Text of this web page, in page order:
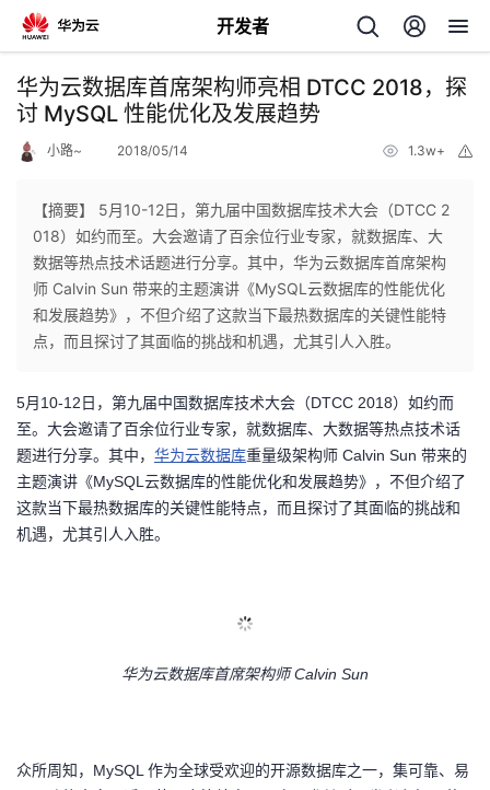
开发者
返
回
个
人
页
我
开
发
者
的
开
发
我
的
Programs
我
的
华为云数据库首席架构师亮相 DTCC 2018，探
讨 MySQL 性能优化及发展趋势
小路~ 2018/05/14 1.3w+
【摘要】 5月10-12日，第九届中国数据库技术大会（DTCC 2
018）如约而至。大会邀请了百余位行业专家，就数据库、大
数据等热点技术话题进行分享。其中，华为云数据库首席架构
师 Calvin Sun 带来的主题演讲《MySQL云数据库的性能优化
和发展趋势》，不但介绍了这款当下最热数据库的关键性能特
点，而且探讨了其面临的挑战和机遇，尤其引人入胜。
5月10-12日，第九届中国数据库技术大会（DTCC 2018）如约而
至。大会邀请了百余位行业专家，就数据库、大数据等热点技术话
题进行分享。其中， 华为云数据库重量级架构师 Calvin Sun 带来的
主题演讲《MySQL云数据库的性能优化和发展趋势》，不但介绍了
这款当下最热数据库的关键性能特点，而且探讨了其面临的挑战和
机遇，尤其引人入胜。
华为云数据库首席架构师Calvin Sun
众所周知， MySQL 作为全球受欢迎的开源数据库之一，集可靠、易